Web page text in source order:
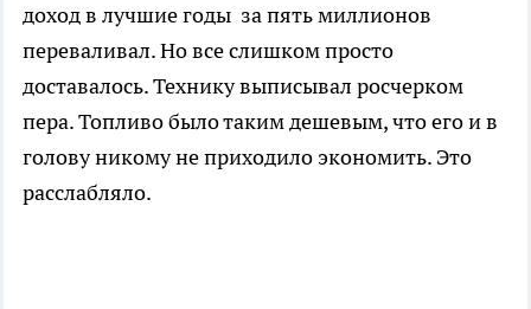
доход в лучшие годы за пять миллионов
переваливал. Но все слишком просто
доставалось. Технику выписывал росчерком
пера. Топливо было таким дешевым, что его и в
голову никому не приходило экономить. Это
расслабляло.